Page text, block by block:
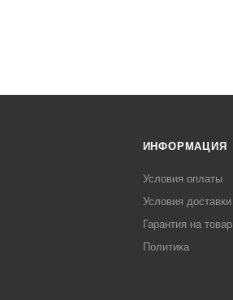
ИНФОРМАЦИЯ
Условия оплаты
Условия доставки
Гарантия на товар
Политика